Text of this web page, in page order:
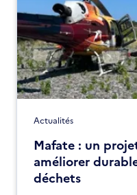
Actualités
Mafate : un
améliorer
déchets